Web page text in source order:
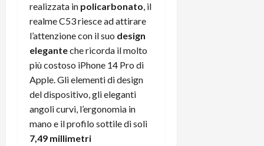
realizzata in policarbonato, il
realme C53 riesce ad attirare
l’attenzione con il suo design
eleganteche ricorda il molto
più costoso iPhone 14 Pro di
Apple. Gli elementi di design
del dispositivo, gli eleganti
angoli curvi, l’ergonomia in
mano e il profilo sottile di soli
7,49 millimetri